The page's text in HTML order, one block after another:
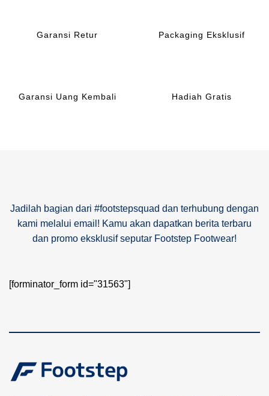
Garansi Retur Packaging Eksklusif
Garansi Uang Kembali Hadiah Gratis
Jadilah bagian dari #footstepsquad dan terhubung dengan
kami melalui email! Kamu akan dapatkan berita terbaru
dan promo eksklusif seputar Footstep Footwear!
[forminator_form id="31563"]